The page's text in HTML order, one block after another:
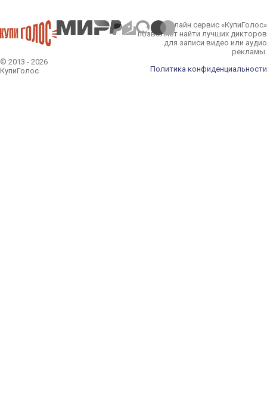
© 2013 - 2026
КупиГолос
Онлайн сервис «КупиГолос»
позволяет найти лучших дикторов
для записи видео или аудио
рекламы.
Политика конфиденциальности